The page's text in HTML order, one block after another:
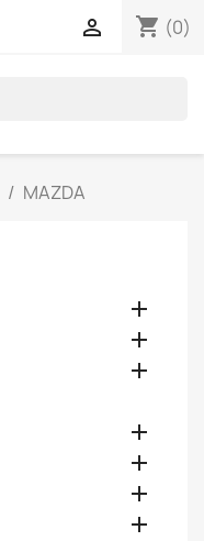
shopping_cart (0)

MAZDA






